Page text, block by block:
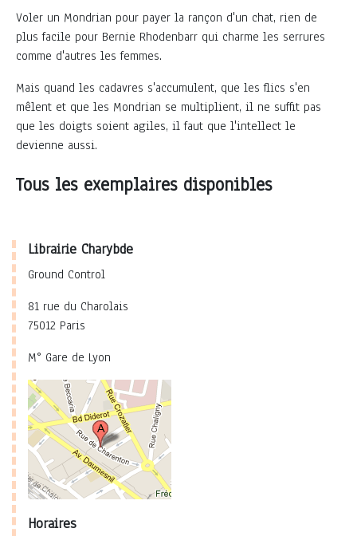
Voler un Mondrian pour payer la rançon d'un chat, rien de
plus facile pour Bernie Rhodenbarr qui charme les serrures
comme d'autres les femmes.
Mais quand les cadavres s'accumulent, que les flics s'en
mêlent et que les Mondrian se multiplient, il ne suffit pas
que les doigts soient agiles, il faut que l'intellect le
devienne aussi.
Tous les exemplaires disponibles
Librairie Charybde
Ground Control
81 rue du Charolais
75012 Paris
M° Gare de Lyon
Horaires